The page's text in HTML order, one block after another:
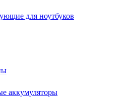
для ноутбуков
аккумуляторы